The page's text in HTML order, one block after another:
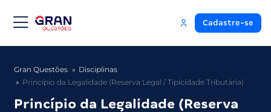
Cadastre-se
Gran Questões
Disciplinas
Princípio da Legalidade (Reserva Legal / Tipicidade Tributária)
Princípio da Legalidade (Reserva